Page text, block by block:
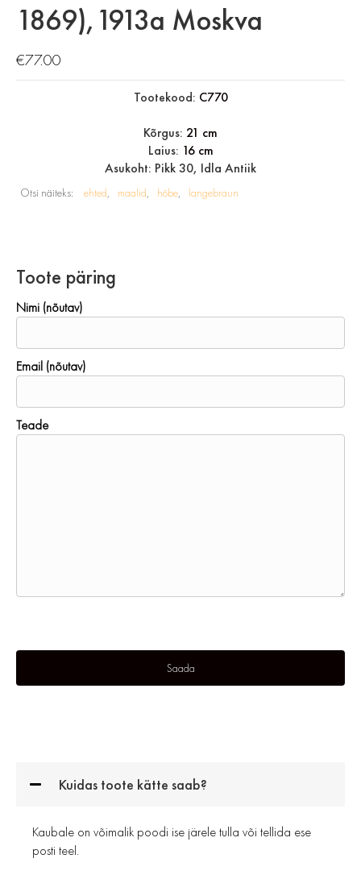
1869),1913a Moskva
€77.00
Tootekood: C770
Kõrgus: 21 cm
Laius: 16 cm
Asukoht: Pikk 30, Idla Antiik
Otsi näiteks: ehted maalid hõbe langebraun
Toote päring
Nimi (nõutav)
Email (nõutav)
Teade
Kuidas toote kätte saab?
Kaubale on võimalik poodi ise järele tulla või tellida ese
posti teel.